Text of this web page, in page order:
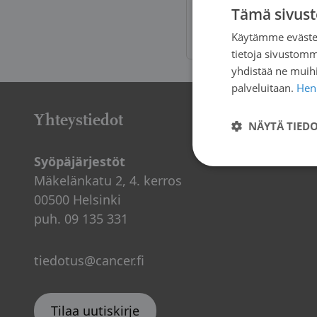
Suojataan
Yhteystiedot
Syöpäjärjestöt
Mäkelänkatu 2, 4. kerros
00500 Helsinki
puh. 09 135 331
tiedotus@cancer.fi
Tilaa uutiskirje
Tämä
Käytämme
tietoja
yhdistää ne
palveluitaan.
NÄYTÄ